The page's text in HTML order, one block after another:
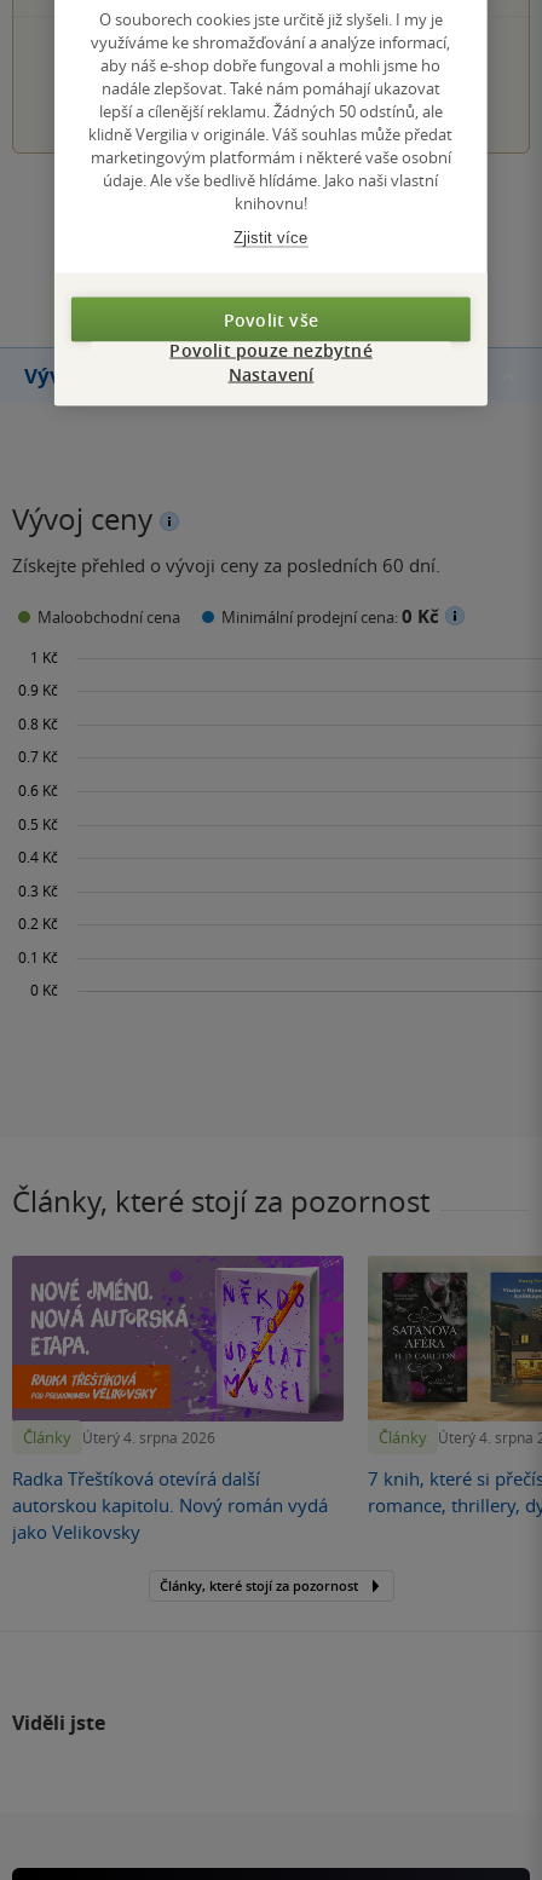
PŘIDEJTE SVÉ HODNOCENÍ KNIHY
1 2 3 4 5
Zobrazit všechna hodnocení
Vývoj ceny
Vývoj ceny
Získejte přehled o vývoji ceny za posledních 60 dní.
Maloobchodní cena Minimální prodejní cena:0 Kč
Články, které stojí za pozornost
Články Úterý 4. srpna 2026
Radka Třeštíková otevírá další
autorskou kapitolu. Nový román vydá
jako Velikovsky
Články Úterý 4. srpna
7 knih, které si
romance, thrillery,
Články, které stojí za pozornost
Viděli jste
O souborech cookies jste určitě již slyšeli. I my je
využíváme ke shromažďování a analýze informací,
aby náš e-shop dobře fungoval a mohli jsme ho
nadále zlepšovat. Také nám pomáhají ukazovat
lepší a cílenější reklamu. Žádných 50 odstínů, ale
klidně Vergilia v originále. Váš souhlas může předat
marketingovým platformám i některé vaše osobní
údaje. Ale vše bedlivě hlídáme. Jako naši vlastní
knihovnu!
Zjistit více
Povolit vše
Povolit pouze nezbytné
Nastavení